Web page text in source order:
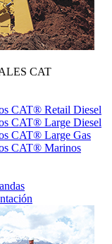
CAT
CAT® Retail Diesel
CAT® Large Diesel
CAT® Large Gas
CAT® Marinos